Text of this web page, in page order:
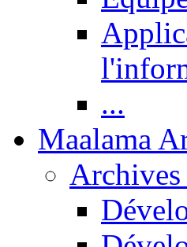
...
Maalama
Archives